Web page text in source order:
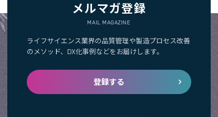
メルマガ登録
MAIL MAGAZINE
ライフサイエンス業界の品質管理や製造プロセス改善
のメソッド、DX化事例などをお届けします。
登録する